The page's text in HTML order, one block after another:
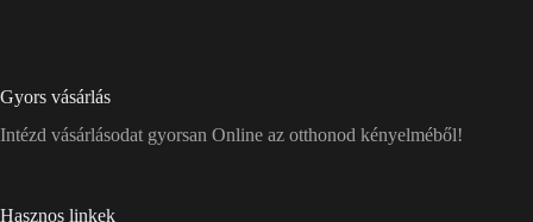
Gyors vásárlás
Intézd vásárlásodat gyorsan Online az otthonod kényelméből!
Hasznos linkek